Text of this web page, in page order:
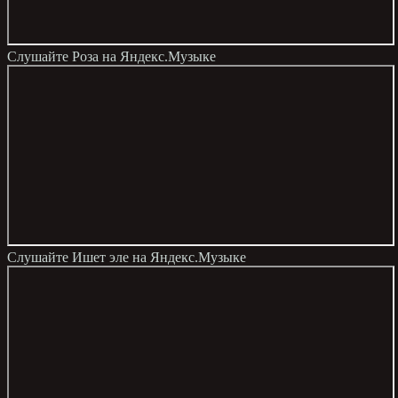
Слушайте Роза на Яндекс.Музыке
Слушайте Ишет эле на Яндекс.Музыке